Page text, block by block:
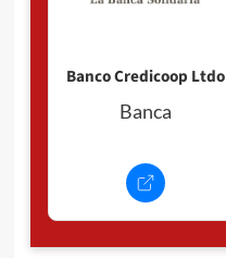
Banco Credicoop Ltdo
Banca